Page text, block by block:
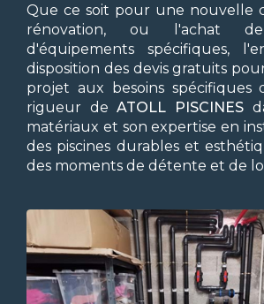
Que ce soit pour une nouvelle
rénovation, ou l'achat
d'équipements spécifiques,
disposition des devis gratuits
projet aux besoins spécifiques
rigueur deATOLL PISCINES
matériaux et son expertise en
des piscines durables et
des moments de détente et de